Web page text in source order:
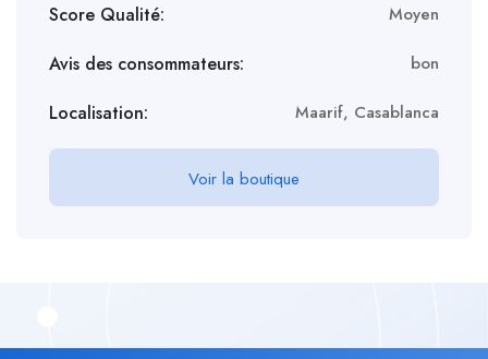
Score Qualité: Moyen
Avis des consommateurs: bon
Localisation: Maarif, Casablanca
Voir la boutique